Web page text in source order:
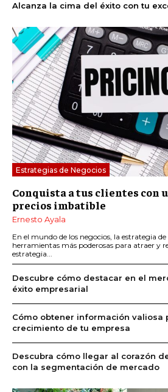
Alcanza la cima del éxito con tu
Estrategias de Negocios
Conquista a tus clientes con
precios imbatible
Ernesto Ayala
En el mundo de los negocios, la estrategia de
herramientas más poderosas para atraer y
estrategia...
Descubre cómo destacar en el
éxito empresarial
Cómo obtener información valiosa
crecimiento de tu empresa
Descubra cómo llegar al corazón
con la segmentación de mercado